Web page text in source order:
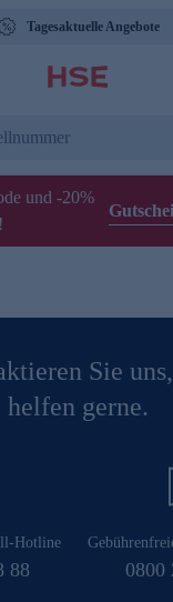
Tagesaktuelle Angebote
und -20%
Sie
helfen gerne.
Hotline
88 0800